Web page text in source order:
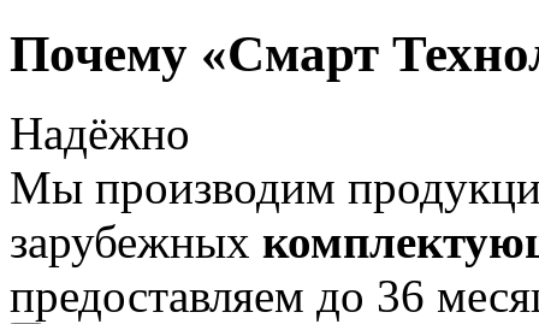
Почему «Смарт
Надёжно
Мы производим
зарубежных
предоставляем до 36